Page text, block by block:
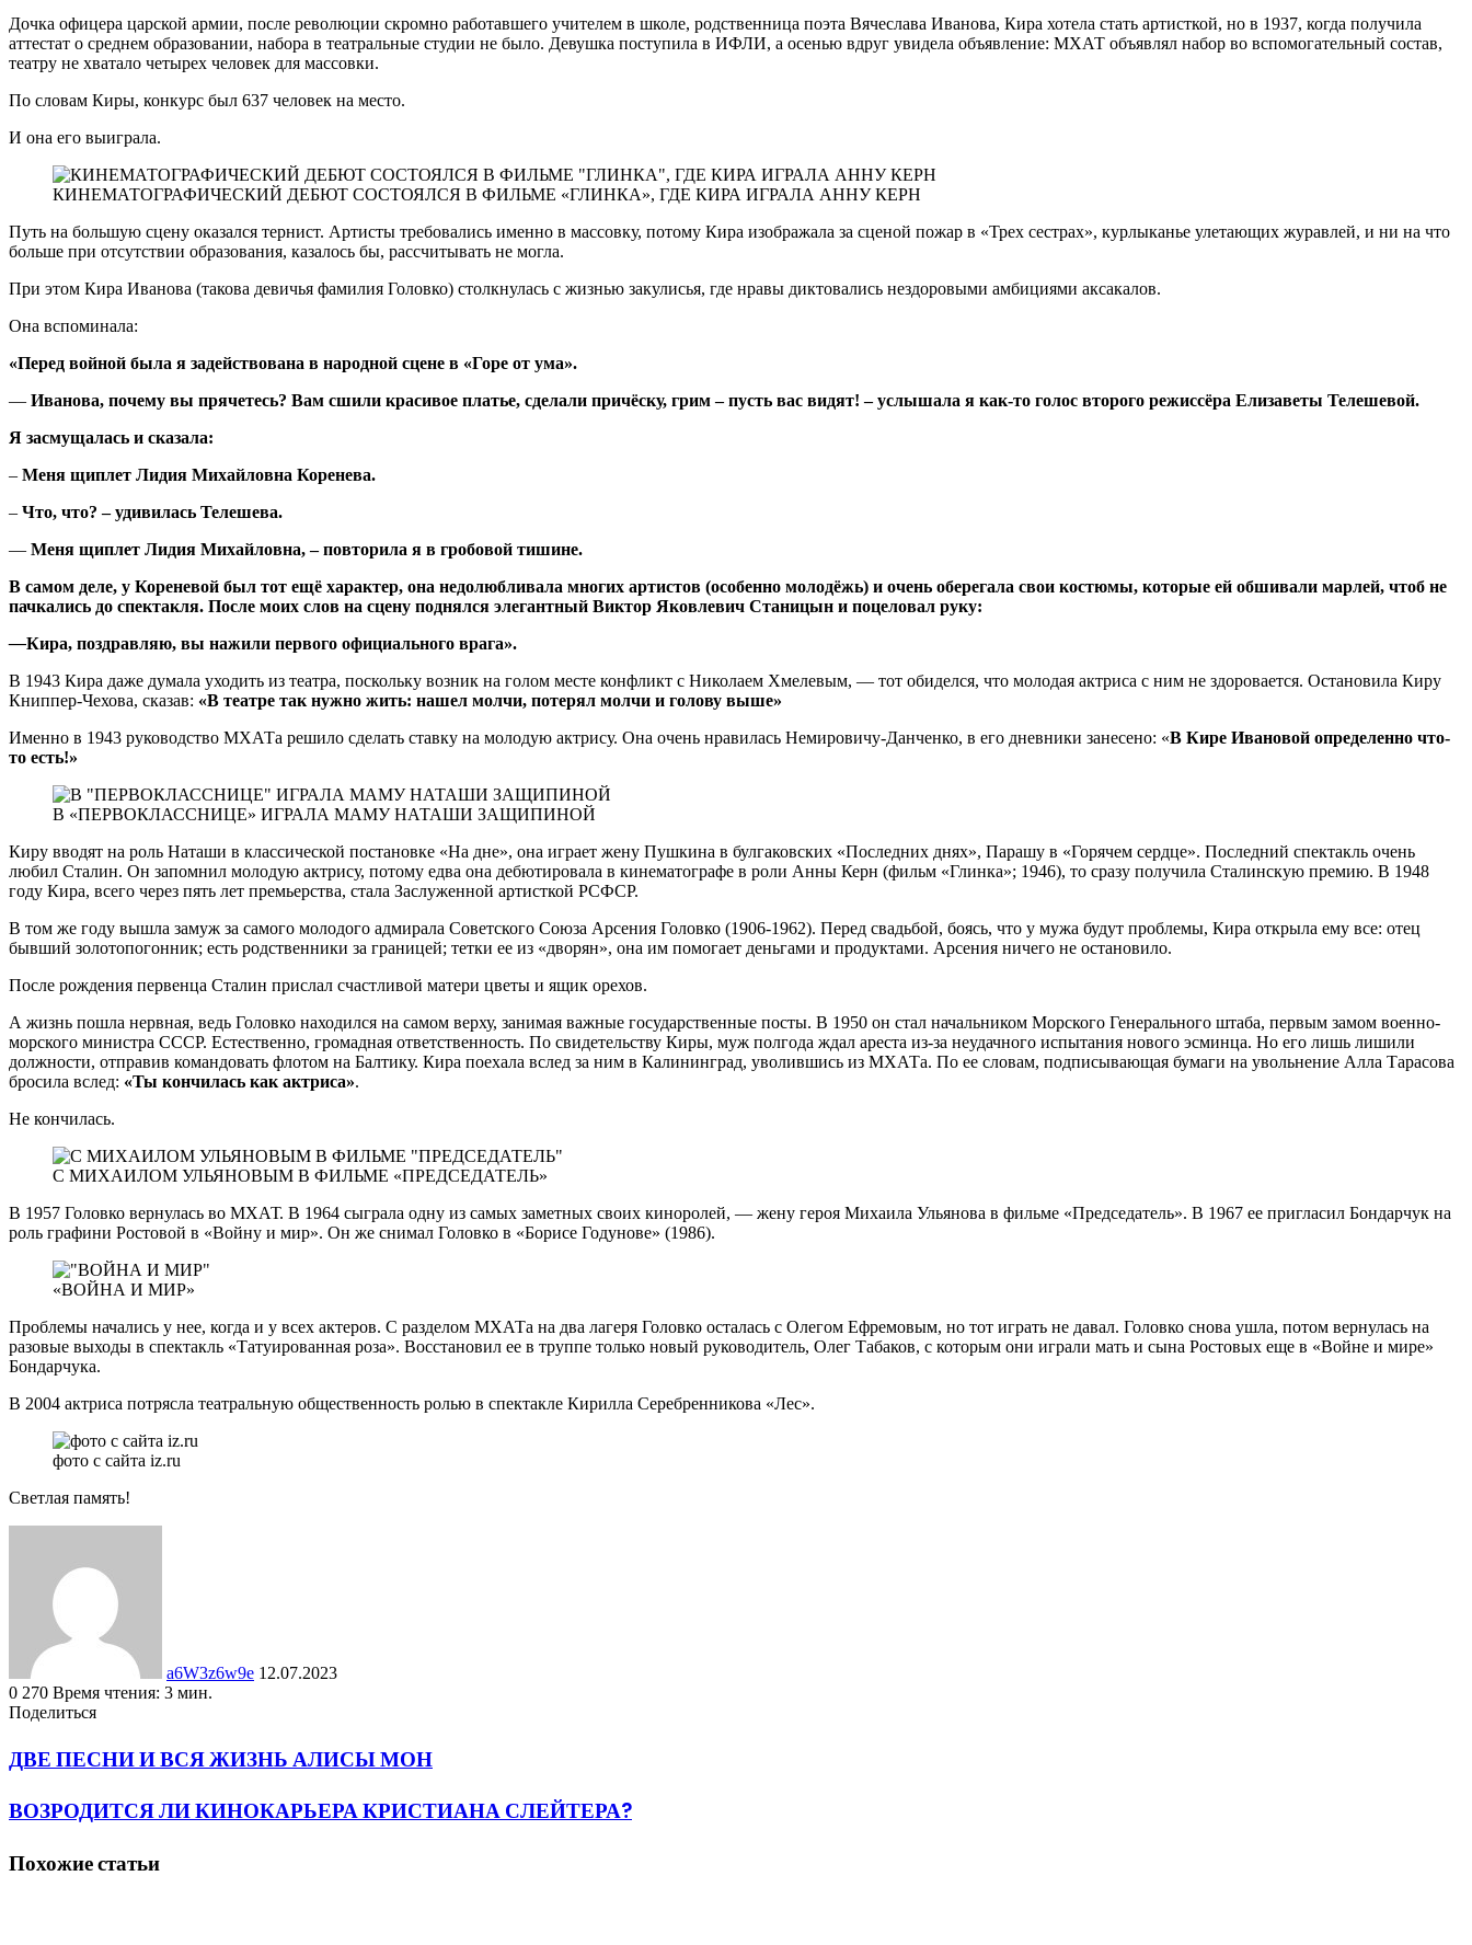
Дочка офицера царской армии, после революции скромно работавшего учителем в школе, родственница поэта Вячеслава Иванова, Кира хотела стать артисткой, но в 1937, когда получила
аттестат о среднем образовании, набора в театральные студии не было. Девушка поступила в ИФЛИ, а осенью вдруг увидела объявление: МХАТ объявлял набор во вспомогательный состав,
театру не хватало четырех человек для массовки.
По словам Киры, конкурс был 637 человек на место.
И она его выиграла.
КИНЕМАТОГРАФИЧЕСКИЙ ДЕБЮТ СОСТОЯЛСЯ В ФИЛЬМЕ «ГЛИНКА», ГДЕ КИРА ИГРАЛА АННУ КЕРН
Путь на большую сцену оказался тернист. Артисты требовались именно в массовку, потому Кира изображала за сценой пожар в «Трех сестрах», курлыканье улетающих журавлей, и ни на что
больше при отсутствии образования, казалось бы, рассчитывать не могла.
При этом Кира Иванова (такова девичья фамилия Головко) столкнулась с жизнью закулисья, где нравы диктовались нездоровыми амбициями аксакалов.
Она вспоминала:
«Перед войной была я задействована в народной сцене в «Горе от ума».
— Иванова, почему вы прячетесь? Вам сшили красивое платье, сделали причёску, грим – пусть вас видят! – услышала я как-то голос второго режиссёра Елизаветы Телешевой.
Я засмущалась и сказала:
– Меня щиплет Лидия Михайловна Коренева.
– Что, что? – удивилась Телешева.
— Меня щиплет Лидия Михайловна, – повторила я в гробовой тишине.
В самом деле, у Кореневой был тот ещё характер, она недолюбливала многих артистов (особенно молодёжь) и очень оберегала свои костюмы, которые ей обшивали марлей, чтоб не
пачкались до спектакля. После моих слов на сцену поднялся элегантный Виктор Яковлевич Станицын и поцеловал руку:
—Кира, поздравляю, вы нажили первого официального врага».
В 1943 Кира даже думала уходить из театра, поскольку возник на голом месте конфликт с Николаем Хмелевым, — тот обиделся, что молодая актриса с ним не здоровается. Остановила Киру
Книппер-Чехова, сказав: «В театре так нужно жить: нашел молчи, потерял молчи и голову выше»
Именно в 1943 руководство МХАТа решило сделать ставку на молодую актрису. Она очень нравилась Немировичу-Данченко, в его дневники занесено: «В Кире Ивановой определенно что-
то есть!»
В «ПЕРВОКЛАССНИЦЕ» ИГРАЛА МАМУ НАТАШИ ЗАЩИПИНОЙ
Киру вводят на роль Наташи в классической постановке «На дне», она играет жену Пушкина в булгаковских «Последних днях», Парашу в «Горячем сердце». Последний спектакль очень
любил Сталин. Он запомнил молодую актрису, потому едва она дебютировала в кинематографе в роли Анны Керн (фильм «Глинка»; 1946), то сразу получила Сталинскую премию. В 1948
году Кира, всего через пять лет премьерства, стала Заслуженной артисткой РСФСР.
В том же году вышла замуж за самого молодого адмирала Советского Союза Арсения Головко (1906-1962). Перед свадьбой, боясь, что у мужа будут проблемы, Кира открыла ему все: отец
бывший золотопогонник; есть родственники за границей; тетки ее из «дворян», она им помогает деньгами и продуктами. Арсения ничего не остановило.
После рождения первенца Сталин прислал счастливой матери цветы и ящик орехов.
А жизнь пошла нервная, ведь Головко находился на самом верху, занимая важные государственные посты. В 1950 он стал начальником Морского Генерального штаба, первым замом военно-
морского министра СССР. Естественно, громадная ответственность. По свидетельству Киры, муж полгода ждал ареста из-за неудачного испытания нового эсминца. Но его лишь лишили
должности, отправив командовать флотом на Балтику. Кира поехала вслед за ним в Калининград, уволившись из МХАТа. По ее словам, подписывающая бумаги на увольнение Алла Тарасова
бросила вслед: «Ты кончилась как актриса».
Не кончилась.
С МИХАИЛОМ УЛЬЯНОВЫМ В ФИЛЬМЕ «ПРЕДСЕДАТЕЛЬ»
В 1957 Головко вернулась во МХАТ. В 1964 сыграла одну из самых заметных своих киноролей, — жену героя Михаила Ульянова в фильме «Председатель». В 1967 ее пригласил Бондарчук на
роль графини Ростовой в «Войну и мир». Он же снимал Головко в «Борисе Годунове» (1986).
«ВОЙНА И МИР»
Проблемы начались у нее, когда и у всех актеров. С разделом МХАТа на два лагеря Головко осталась с Олегом Ефремовым, но тот играть не давал. Головко снова ушла, потом вернулась на
разовые выходы в спектакль «Татуированная роза». Восстановил ее в труппе только новый руководитель, Олег Табаков, с которым они играли мать и сына Ростовых еще в «Войне и мире»
Бондарчука.
В 2004 актриса потрясла театральную общественность ролью в спектакле Кирилла Серебренникова «Лес».
фото с сайта iz.ru
Светлая память!
a6W3z6w9e 12.07.2023
0 270 Время чтения: 3 мин.
Facebook
Twitter
LinkedIn
Tumblr
Pinterest
Вконтакте
Одноклассники
Фрезеровка
WhatsApp
Поделиться
через
электронную
ДВЕ ПЕСНИ И ВСЯ ЖИЗНЬ АЛИСЫ МОН
ВОЗРОДИТСЯ ЛИ КИНОКАРЬЕРА КРИСТИАНА СЛЕЙТЕРА?
Похожие статьи